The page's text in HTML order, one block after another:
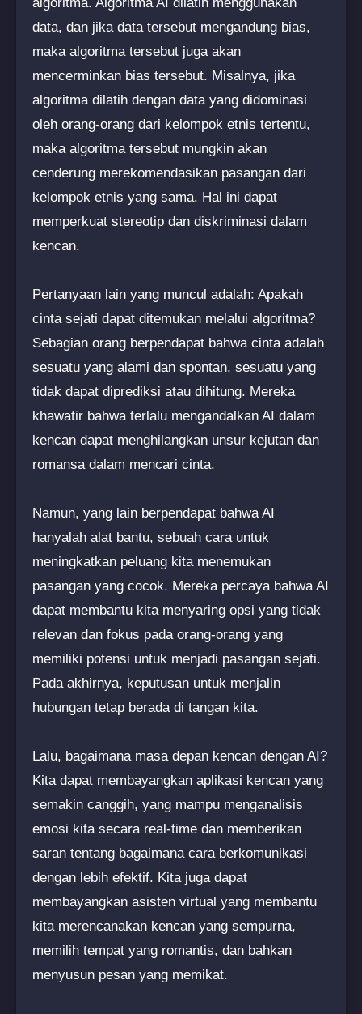
data, dan jika data tersebut mengandung bias,
maka algoritma tersebut juga akan
mencerminkan bias tersebut. Misalnya, jika
algoritma dilatih dengan data yang didominasi
oleh orang-orang dari kelompok etnis tertentu,
maka algoritma tersebut mungkin akan
cenderung merekomendasikan pasangan dari
kelompok etnis yang sama. Hal ini dapat
memperkuat stereotip dan diskriminasi dalam
kencan.
Pertanyaan lain yang muncul adalah: Apakah
cinta sejati dapat ditemukan melalui algoritma?
Sebagian orang berpendapat bahwa cinta adalah
sesuatu yang alami dan spontan, sesuatu yang
tidak dapat diprediksi atau dihitung. Mereka
khawatir bahwa terlalu mengandalkan AI dalam
kencan dapat menghilangkan unsur kejutan dan
romansa dalam mencari cinta.
Namun, yang lain berpendapat bahwa AI
hanyalah alat bantu, sebuah cara untuk
meningkatkan peluang kita menemukan
pasangan yang cocok. Mereka percaya bahwa AI
dapat membantu kita menyaring opsi yang tidak
relevan dan fokus pada orang-orang yang
memiliki potensi untuk menjadi pasangan sejati.
Pada akhirnya, keputusan untuk menjalin
hubungan tetap berada di tangan kita.
Lalu, bagaimana masa depan kencan dengan AI?
Kita dapat membayangkan aplikasi kencan yang
semakin canggih, yang mampu menganalisis
emosi kita secara real-time dan memberikan
saran tentang bagaimana cara berkomunikasi
dengan lebih efektif. Kita juga dapat
membayangkan asisten virtual yang membantu
kita merencanakan kencan yang sempurna,
memilih tempat yang romantis, dan bahkan
menyusun pesan yang memikat.